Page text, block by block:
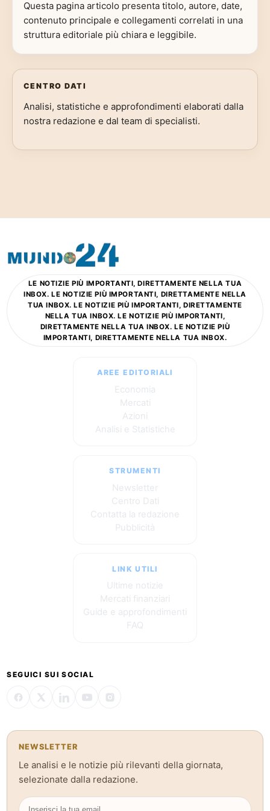
Questa pagina articolo presenta titolo, autore, date,
contenuto principale e collegamenti correlati in una
struttura editoriale più chiara e leggibile.
CENTRO DATI
Analisi, statistiche e approfondimenti elaborati dalla
nostra redazione e dal team di specialisti.
LE NOTIZIE PIÙ IMPORTANTI, DIRETTAMENTE NELLA TUA
INBOX. LE NOTIZIE PIÙ IMPORTANTI, DIRETTAMENTE NELLA
TUA INBOX. LE NOTIZIE PIÙ IMPORTANTI, DIRETTAMENTE
NELLA TUA INBOX. LE NOTIZIE PIÙ IMPORTANTI,
DIRETTAMENTE NELLA TUA INBOX. LE NOTIZIE PIÙ
IMPORTANTI, DIRETTAMENTE NELLA TUA INBOX.
AREE EDITORIALI
Economia
Mercati
Azioni
Analisi e Statistiche
STRUMENTI
Newsletter
Centro Dati
Contatta la redazione
Pubblicità
LINK UTILI
Ultime notizie
Mercati finanziari
Guide e approfondimenti
FAQ
SEGUICI SUI SOCIAL
NEWSLETTER
Le analisi e le notizie più rilevanti della giornata,
selezionate dalla redazione.